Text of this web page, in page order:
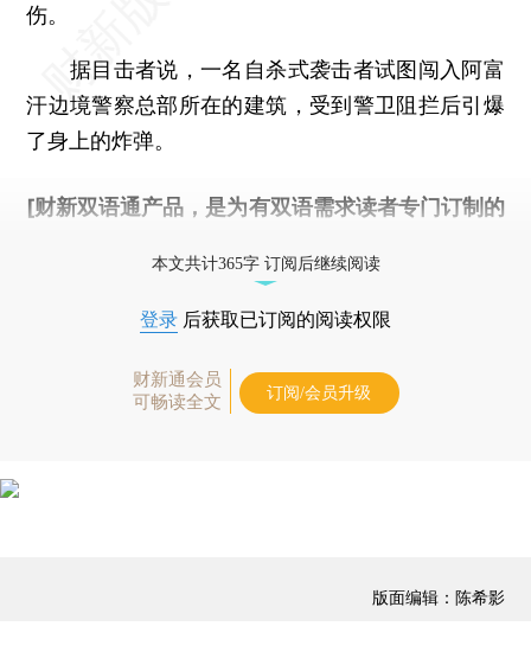
伤。
据目击者说，一名自杀式袭击者试图闯入阿富
汗边境警察总部所在的建筑，受到警卫阻拦后引爆
了身上的炸弹。
[财新双语通产品，是为有双语需求读者专门订制的
本文共计365字 订阅后继续阅读
登录 后获取已订阅的阅读权限
财新通会员
可畅读全文
订阅/会员升级
版面编辑：陈希影